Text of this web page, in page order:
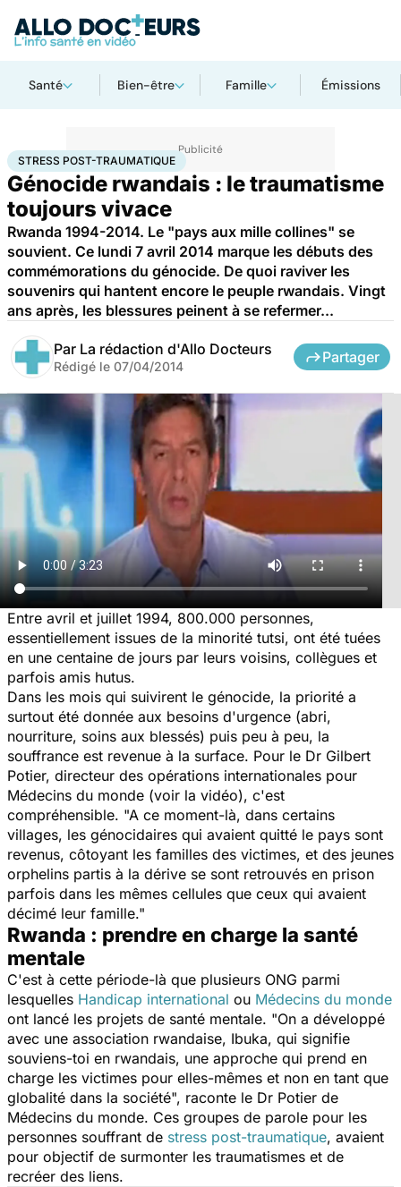
Santé Bien-être Famille Émissions
AccueilSantéStress post-traumatique
STRESS POST-TRAUMATIQUE
Génocide rwandais : le traumatisme
toujours vivace
Rwanda 1994-2014. Le "pays aux mille collines" se
souvient. Ce lundi 7 avril 2014 marque les débuts des
commémorations du génocide. De quoi raviver les
souvenirs qui hantent encore le peuple rwandais. Vingt
ans après, les blessures peinent à se refermer...
Par La rédaction d'Allo Docteurs
Rédigé le 07/04/2014
Partager
Entre avril et juillet 1994, 800.000 personnes,
essentiellement issues de la minorité tutsi, ont été tuées
en une centaine de jours par leurs voisins, collègues et
parfois amis hutus.
Dans les mois qui suivirent le génocide, la priorité a
surtout été donnée aux besoins d'urgence (abri,
nourriture, soins aux blessés) puis peu à peu, la
souffrance est revenue à la surface. Pour le Dr Gilbert
Potier, directeur des opérations internationales pour
Médecins du monde (voir la vidéo), c'est
compréhensible. "A ce moment-là, dans certains
villages, les génocidaires qui avaient quitté le pays sont
revenus, côtoyant les familles des victimes, et des jeunes
orphelins partis à la dérive se sont retrouvés en prison
parfois dans les mêmes cellules que ceux qui avaient
décimé leur famille."
Rwanda : prendre en charge la santé
mentale
C'est à cette période-là que plusieurs ONG parmi
lesquelles Handicap international ou Médecins du monde
ont lancé les projets de santé mentale. "On a développé
avec une association rwandaise, Ibuka, qui signifie
souviens-toi en rwandais, une approche qui prend en
charge les victimes pour elles-mêmes et non en tant que
globalité dans la société", raconte le Dr Potier de
Médecins du monde. Ces groupes de parole pour les
personnes souffrant de stress post-traumatique, avaient
pour objectif de surmonter les traumatismes et de
recréer des liens.